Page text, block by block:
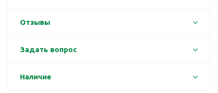
Отзывы
Задать вопрос
Наличие